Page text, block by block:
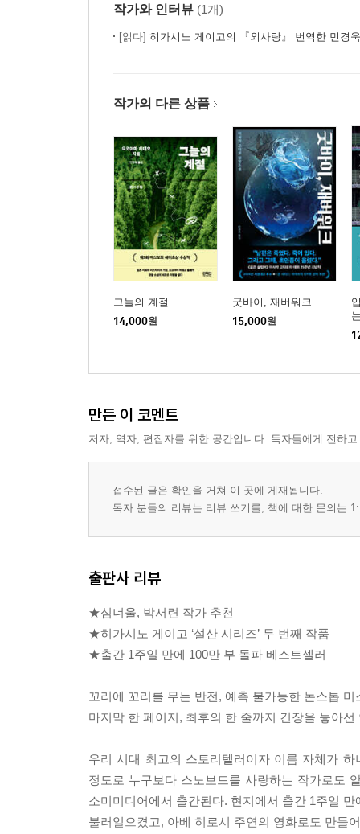
작가와 인터뷰 (1개)
[읽다] 히가시노 게이고의 『외사랑』 번역한 민경
작가의 다른 상품
그늘의 계절
14,000원
굿바이, 재버워크
15,000원
만든 이 코멘트
저자, 역자, 편집자를 위한 공간입니다. 독자들에게 전하
접수된 글은 확인을 거쳐 이 곳에 게재됩니다.
독자 분들의 리뷰는 리뷰 쓰기를, 책에 대한 문의는
출판사 리뷰
★심너울, 박서련 작가 추천
★히가시노 게이고 ‘설산 시리즈’ 두 번째 작품
★출간 1주일 만에 100만 부 돌파 베스트셀러
꼬리에 꼬리를 무는 반전, 예측 불가능한 논스톱 미
마지막 한 페이지, 최후의 한 줄까지 긴장을 놓아선
우리 시대 최고의 스토리텔러이자 이름 자체가
정도로 누구보다 스노보드를 사랑하는 작가로도
소미미디어에서 출간된다. 현지에서 출간 1주일
불러일으켰고, 아베 히로시 주연의 영화로도 만들